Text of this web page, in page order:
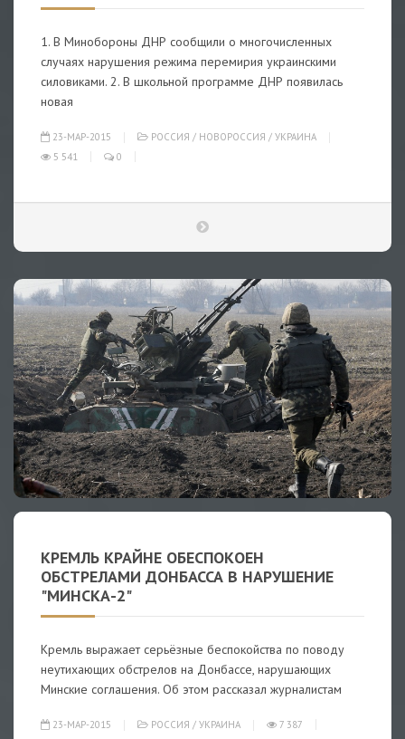
1. В Минобороны ДНР сообщили о многочисленных
случаях нарушения режима перемирия украинскими
силовиками. 2. В школьной программе ДНР появилась
новая
23-МАР-2015 РОССИЯ / НОВОРОССИЯ / УКРАИНА
5 541
0
КРЕМЛЬ КРАЙНЕ ОБЕСПОКОЕН
ОБСТРЕЛАМИ ДОНБАССА В НАРУШЕНИЕ
"МИНСКА-2"
Кремль выражает серьёзные беспокойства по поводу
неутихающих обстрелов на Донбассе, нарушающих
Минские соглашения. Об этом рассказал журналистам
23-МАР-2015 РОССИЯ / УКРАИНА
7 387